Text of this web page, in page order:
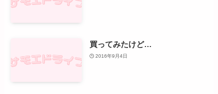
買ってみたけど…
2016年9月4日